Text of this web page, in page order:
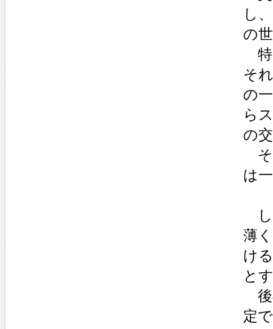
し
の
特
そ
の
ら
の
そ
は
し
薄
け
と
後
定